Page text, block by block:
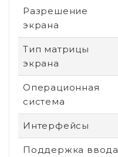
Разрешение
экрана
Тип матрицы
экрана
Операционная
система
Интерфейсы
Поддержка ввода